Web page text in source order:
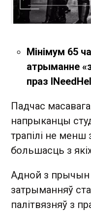
Мінімум 65
атрыманне
праз
Падчас
напрыканцы
трапілі не менш
большасць з
Адной з прычын
затрыманняў
палітвязняў з